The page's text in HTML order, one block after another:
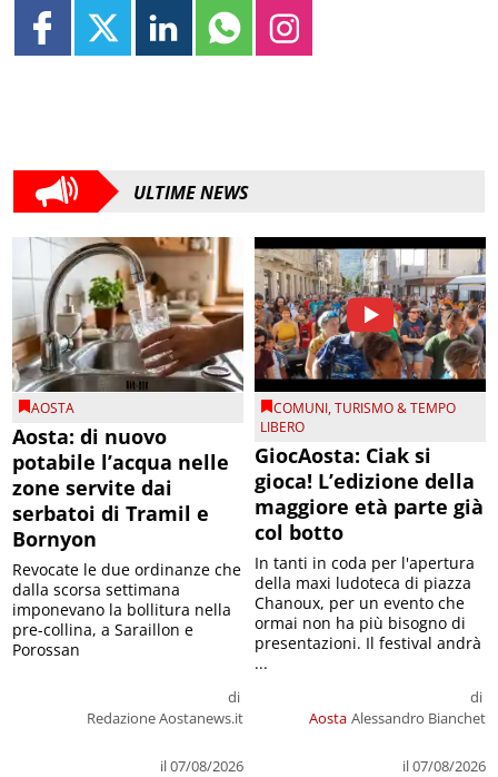
ULTIME NEWS
AOSTA
Aosta: di nuovo
potabile l’acqua nelle
zone servite dai
serbatoi di Tramil e
Bornyon
di
Redazione Aostanews.it
il 07/08/2026
Revocate le due ordinanze che
dalla scorsa settimana
imponevano la bollitura nella
pre-collina, a Saraillon e
Porossan
COMUNI,TURISMO & TEMPO
LIBERO
GiocAosta: Ciak si
gioca! L’edizione della
maggiore età parte già
col botto
Aosta
di
Alessandro Bianchet
il 07/08/2026
In tanti in coda per l'apertura
della maxi ludoteca di piazza
Chanoux, per un evento che
ormai non ha più bisogno di
presentazioni. Il festival andrà
...